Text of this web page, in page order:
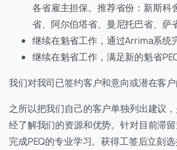
各省雇主担保。推荐省份：新斯科
省、阿尔伯塔省、曼尼托巴省、萨省
继续在魁省工作，通过Arrima系统
继续在魁省工作，满足新的魁省
我们对我司已签约客户和意向或潜在客户
之所以把我们自己的客户单独列出建议
经了解我们的资源和优势。针对目前滞
完成PEQ的专业学习。获得工签后立刻